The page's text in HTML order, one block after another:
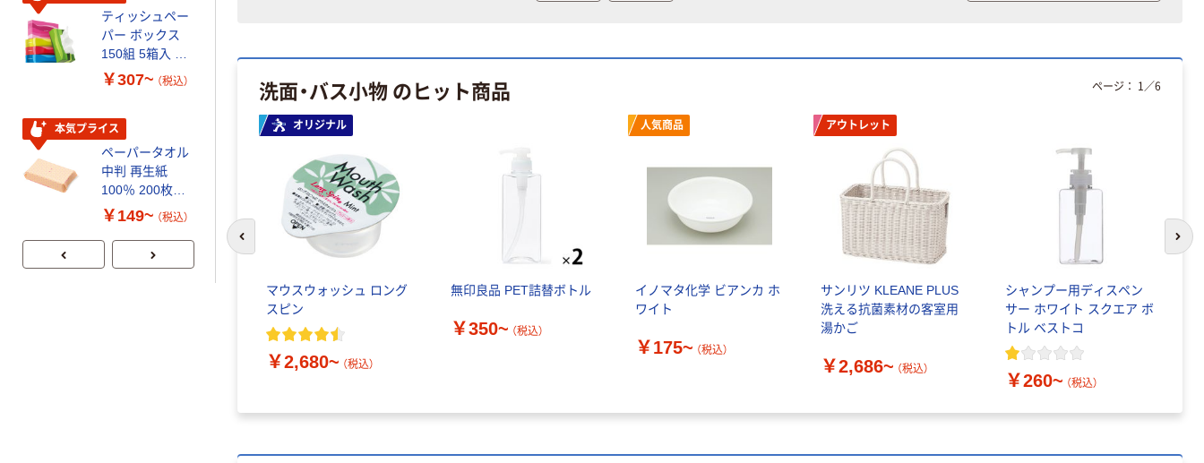
洗面・バス小物 のヒット商品
オリジナル
マウスウォッシュ ロング
スピン
￥2,680~ （税込）
無印良品 PET詰替ボトル
￥350~ （税込）
人気商品
イノマタ化学 ビアンカ ホ
ワイト
￥175~ （税込）
アウトレット
サンリツ KLEANE PLUS
洗える抗菌素材の客室用
湯かご
￥2,686~ （税込）
シャンプー用ディスペン
サー ホワイト スクエア ボ
トル ベストコ
￥260~ （税込）
ページ： 1／6
前のスライドへ 次
ティッシュペー
パー ボックス
150組 5箱入 ア
スクル スマート
証
￥307~ （税込）
本気プライス
ペーパータオル
中判 再生紙
100％ 200枚
FSC認証 シング
企画 オリジナル
￥149~ （税込）
リサイクル100
証
￥455~ （税込）
期間限定価格
スチックグロー
ブ 薄手 粉な
し（パウダーフ
リー）
￥298~ （税込）
トル
￥686~
ファーストレイ
オリジナル
ディスポパンツ
（税込）
コンパクト ビ
￥307~ （税込）
ペーパータオル
中判 再生紙
100％ 200枚
FSC認証 シング
ル 大王製紙共同
企画 オリジナル
￥149~